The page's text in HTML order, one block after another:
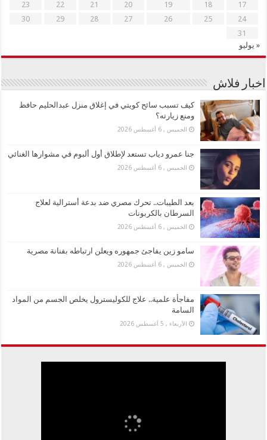
17
18
19
20
21
22
23
24
25
26
27
28
29
30
31
« يوليو
اخبار فلاش
كيف تسبب سائح كويتي في إغلاق منزل عبدالحليم حافظ
ومنع زيارته؟
الخميس , 6 أغسطس 2026
جنا عمرو دياب تستعد لإطلاق أول ألبوم في مشوارها الغنائي
الخميس , 6 أغسطس 2026
بعد الطيبات.. تحرك مصري ضد بدعة أسترالية لعلاج
السرطان بالكربونات
الخميس , 6 أغسطس 2026
سامو زين يفاجئ جمهوره ويعلن ارتباطه بفنانة مصرية
الخميس , 6 أغسطس 2026
مفاجأة علمية.. علاج للكوليسترول يخلص الجسم من المواد
السامة
الأربعاء , 5 أغسطس 2026